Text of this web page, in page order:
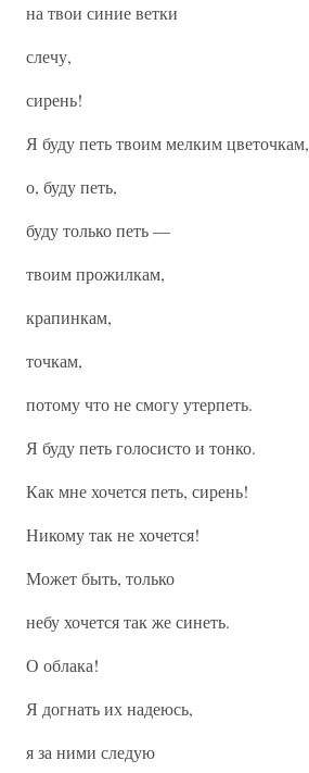
на твои синие ветки
слечу,
сирень!
Я буду петь твоим мелким цветочкам,
о, буду петь,
буду только петь —
твоим прожилкам,
крапинкам,
точкам,
потому что не смогу утерпеть.
Я буду петь голосисто и тонко.
Как мне хочется петь, сирень!
Никому так не хочется!
Может быть, только
небу хочется так же синеть.
О облака!
Я догнать их надеюсь,
я за ними следую